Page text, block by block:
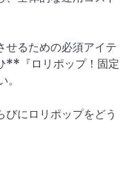
せるための必須アイテ
**『ロリポップ！固定
にロリポップをどう